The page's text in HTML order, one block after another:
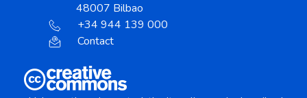
48007 Bilbao
+34 944 139 000
Contact